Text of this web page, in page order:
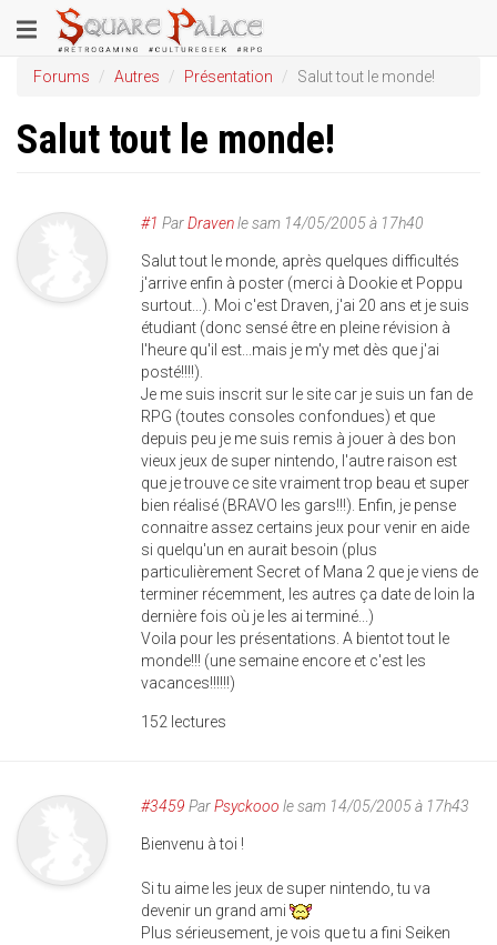
au
contenu
principal
Toggle
navigation
Forums Autres Présentation Salut tout le monde!
Salut tout le monde!
#1 ParDravenlesam 14/05/2005 à 17h40
Salut tout le monde, après quelques difficultés
j'arrive enfin à poster (merci à Dookie et Poppu
surtout...). Moi c'est Draven, j'ai 20 ans et je suis
étudiant (donc sensé être en pleine révision à
l'heure qu'il est...mais je m'y met dès que j'ai
posté!!!!).
Je me suis inscrit sur le site car je suis un fan de
RPG (toutes consoles confondues) et que
depuis peu je me suis remis à jouer à des bon
vieux jeux de super nintendo, l'autre raison est
que je trouve ce site vraiment trop beau et super
bien réalisé (BRAVO les gars!!!). Enfin, je pense
connaitre assez certains jeux pour venir en aide
si quelqu'un en aurait besoin (plus
particulièrement Secret of Mana 2 que je viens de
terminer récemment, les autres ça date de loin la
dernière fois où je les ai terminé...)
Voila pour les présentations. A bientot tout le
monde!!! (une semaine encore et c'est les
vacances!!!!!!)
152 lectures
#3459 ParPsyckooo le sam 14/05/2005 à 17h43
Bienvenu à toi !
Si tu aime les jeux de super nintendo, tu va
devenir un grand ami
Plus sérieusement, je vois que tu a fini Seiken